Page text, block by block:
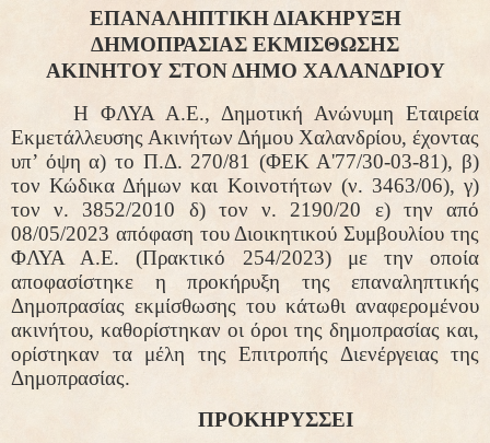
ΕΠΑΝΑΛΗΠΤΙΚΗ ΔΙΑΚΗΡΥΞΗ
ΔΗΜΟΠΡΑΣΙΑΣ ΕΚΜΙΣΘΩΣΗΣ
ΑΚΙΝΗΤΟΥ ΣΤΟΝ ΔΗΜΟ ΧΑΛΑΝΔΡΙΟΥ
Η ΦΛΥΑ Α.Ε., Δημοτική Ανώνυμη Εταιρεία
Εκμετάλλευσης Ακινήτων Δήμου Χαλανδρίου, έχοντας
υπ’ όψη α) το Π.Δ. 270/81 (ΦΕΚ Α'77/30-03-81), β)
τον Κώδικα Δήμων και Κοινοτήτων (ν. 3463/06), γ)
τον ν. 3852/2010 δ) τον ν. 2190/20 ε) την από
08/05/2023 απόφαση του Διοικητικού Συμβουλίου της
ΦΛΥΑ Α.Ε. (Πρακτικό 254/2023) με την οποία
αποφασίστηκε η προκήρυξη της επαναληπτικής
Δημοπρασίας εκμίσθωσης του κάτωθι αναφερομένου
ακινήτου, καθορίστηκαν οι όροι της δημοπρασίας και,
ορίστηκαν τα μέλη της Επιτροπής Διενέργειας της
Δημοπρασίας.
ΠΡΟΚΗΡΥΣΣΕΙ